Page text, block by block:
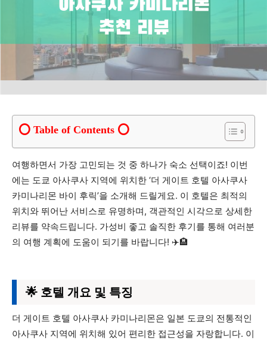
Table of Contents
여행하면서 가장 고민되는 것 중 하나가 숙소 선택이죠! 이번
에는 도쿄 아사쿠사 지역에 위치한 ‘더 게이트 호텔 아사쿠사
카미나리몬 바이 후릭’을 소개해 드릴게요. 이 호텔은 최적의
위치와 뛰어난 서비스로 유명하며, 객관적인 시각으로 상세한
리뷰를 약속드립니다. 가성비 좋고 솔직한 후기를 통해 여러분
의 여행 계획에 도움이 되기를 바랍니다! ✈️🏨
🌟 호텔 개요 및 특징
더 게이트 호텔 아사쿠사 카미나리몬은 일본 도쿄의 전통적인
아사쿠사 지역에 위치해 있어 편리한 접근성을 자랑합니다. 이